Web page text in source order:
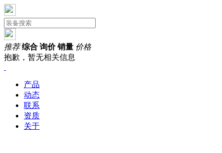
推荐 综合 询价 销量 价格
抱歉，暂无相关信息
产品
动态
联系
资质
关于